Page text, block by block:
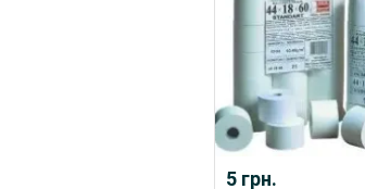
5 грн.